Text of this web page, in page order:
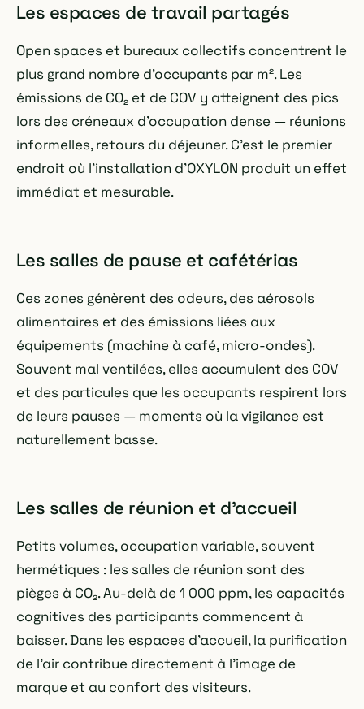
Les espaces de travail partagés
Open spaces et bureaux collectifs concentrent le
plus grand nombre d'occupants par m². Les
émissions de CO₂ et de COV y atteignent des pics
lors des créneaux d'occupation dense — réunions
informelles, retours du déjeuner. C'est le premier
endroit où l'installation d'OXYLON produit un effet
immédiat et mesurable.
Les salles de pause et cafétérias
Ces zones génèrent des odeurs, des aérosols
alimentaires et des émissions liées aux
équipements (machine à café, micro-ondes).
Souvent mal ventilées, elles accumulent des COV
et des particules que les occupants respirent lors
de leurs pauses — moments où la vigilance est
naturellement basse.
Les salles de réunion et d'accueil
Petits volumes, occupation variable, souvent
hermétiques : les salles de réunion sont des
pièges à CO₂. Au-delà de 1 000 ppm, les capacités
cognitives des participants commencent à
baisser. Dans les espaces d'accueil, la purification
de l'air contribue directement à l'image de
marque et au confort des visiteurs.